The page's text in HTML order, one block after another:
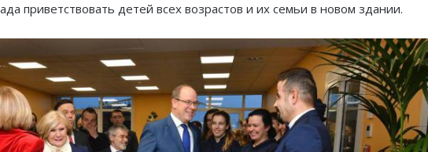
приветствовать детей всех возрастов и их семьи в новом здании.